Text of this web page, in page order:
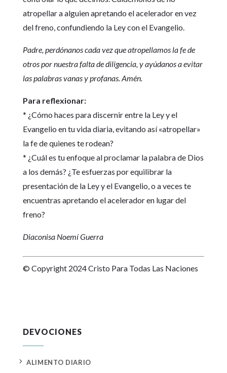
atropellar a alguien apretando el acelerador en vez
del freno, confundiendo la Ley con el Evangelio.
Padre, perdónanos cada vez que atropellamos la fe de
otros por nuestra falta de diligencia, y ayúdanos a evitar
las palabras vanas y profanas. Amén.
Para reflexionar:
* ¿Cómo haces para discernir entre la Ley y el
Evangelio en tu vida diaria, evitando así «atropellar»
la fe de quienes te rodean?
* ¿Cuál es tu enfoque al proclamar la palabra de Dios
a los demás? ¿Te esfuerzas por equilibrar la
presentación de la Ley y el Evangelio, o a veces te
encuentras apretando el acelerador en lugar del
freno?
Diaconisa Noemí Guerra
© Copyright 2024 Cristo Para Todas Las Naciones
DEVOCIONES
5 ALIMENTO DIARIO